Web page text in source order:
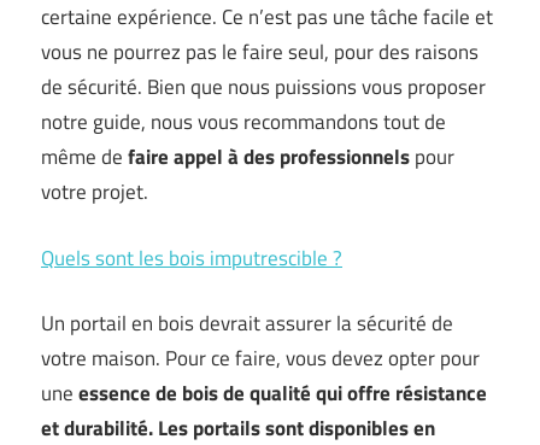
certaine expérience. Ce n’est pas une tâche facile et
vous ne pourrez pas le faire seul, pour des raisons
de sécurité. Bien que nous puissions vous proposer
notre guide, nous vous recommandons tout de
même defaire appel à des professionnelspour
votre projet.
Quels sont les bois imputrescible ?
Un portail en bois devrait assurer la sécurité de
votre maison. Pour ce faire, vous devez opter pour
uneessence de bois de qualité qui offre résistance
et durabilité. Les portails sont disponibles en